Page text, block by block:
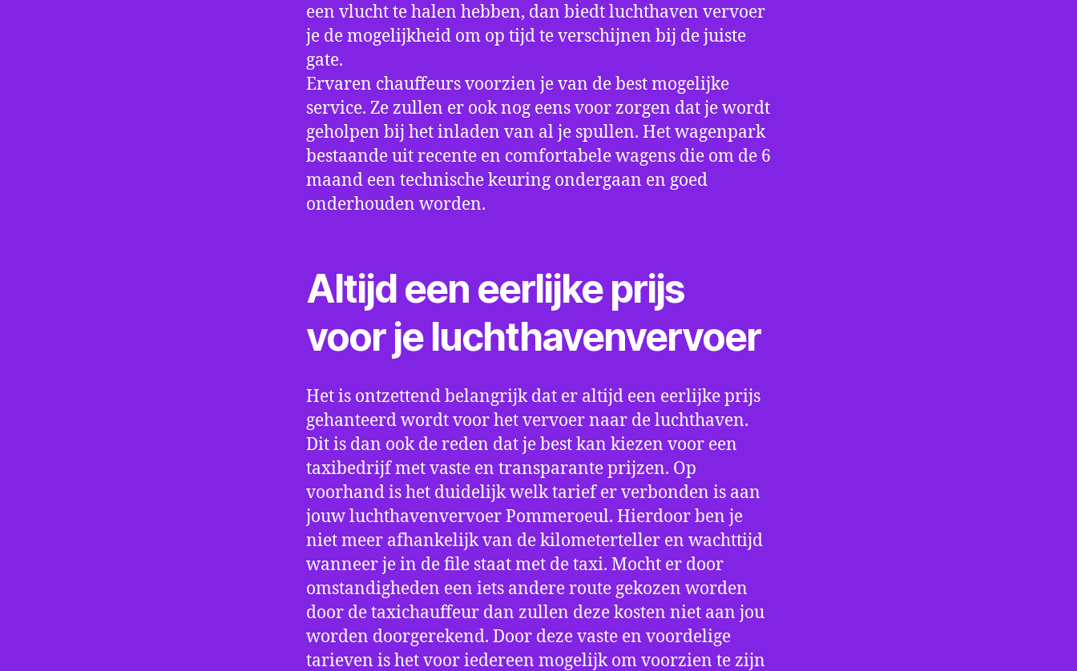
een vlucht te halen hebben, dan biedt luchthaven vervoer
je de mogelijkheid om op tijd te verschijnen bij de juiste
gate.
Ervaren chauffeurs voorzien je van de best mogelijke
service. Ze zullen er ook nog eens voor zorgen dat je wordt
geholpen bij het inladen van al je spullen. Het wagenpark
bestaande uit recente en comfortabele wagens die om de 6
maand een technische keuring ondergaan en goed
onderhouden worden.
Altijd een eerlijke prijs
voor je luchthavenvervoer
Het is ontzettend belangrijk dat er altijd een eerlijke prijs
gehanteerd wordt voor het vervoer naar de luchthaven.
Dit is dan ook de reden dat je best kan kiezen voor een
taxibedrijf met vaste en transparante prijzen. Op
voorhand is het duidelijk welk tarief er verbonden is aan
jouw luchthavenvervoer Pommeroeul. Hierdoor ben je
niet meer afhankelijk van de kilometerteller en wachttijd
wanneer je in de file staat met de taxi. Mocht er door
omstandigheden een iets andere route gekozen worden
door de taxichauffeur dan zullen deze kosten niet aan jou
worden doorgerekend. Door deze vaste en voordelige
tarieven is het voor iedereen mogelijk om voorzien te zijn